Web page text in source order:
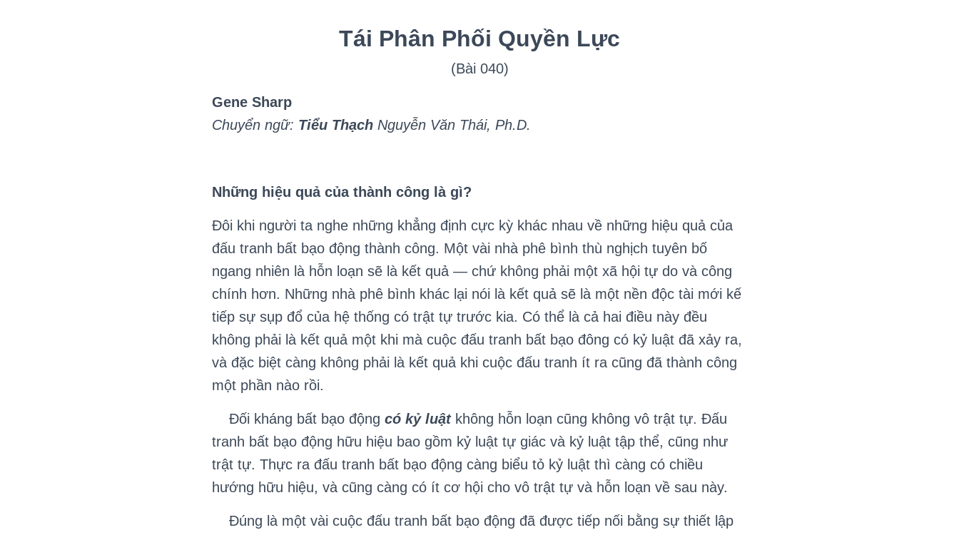
Tái Phân Phối Quyền Lực
(Bài 040)
Gene Sharp
Chuyển ngữ: Tiểu Thạch Nguyễn Văn Thái, Ph.D.
Những hiệu quả của thành công là gì?
Đôi khi người ta nghe những khẳng định cực kỳ khác nhau về những hiệu quả của
đấu tranh bất bạo động thành công. Một vài nhà phê bình thù nghịch tuyên bố
ngang nhiên là hỗn loạn sẽ là kết quả — chứ không phải một xã hội tự do và công
chính hơn. Những nhà phê bình khác lại nói là kết quả sẽ là một nền độc tài mới kế
tiếp sự sụp đổ của hệ thống có trật tự trước kia. Có thể là cả hai điều này đều
không phải là kết quả một khi mà cuộc đấu tranh bất bạo đông có kỷ luật đã xảy ra,
và đặc biệt càng không phải là kết quả khi cuộc đấu tranh ít ra cũng đã thành công
một phần nào rồi.
Đối kháng bất bạo động có kỷ luật không hỗn loạn cũng không vô trật tự. Đấu
tranh bất bạo động hữu hiệu bao gồm kỷ luật tự giác và kỷ luật tập thể, cũng như
trật tự. Thực ra đấu tranh bất bạo động càng biểu tỏ kỷ luật thì càng có chiều
hướng hữu hiệu, và cũng càng có ít cơ hội cho vô trật tự và hỗn loạn về sau này.
Đúng là một vài cuộc đấu tranh bất bạo động đã được tiếp nối bằng sự thiết lập